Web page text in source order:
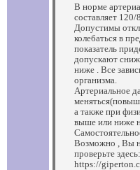
В норме
составляет
Допустимы
колебаться в
показатель
допускают
ниже . Все
организма.
Артериальное
а также при
выше или ниже
Возможно , Вы
проверьте здесь:
https://